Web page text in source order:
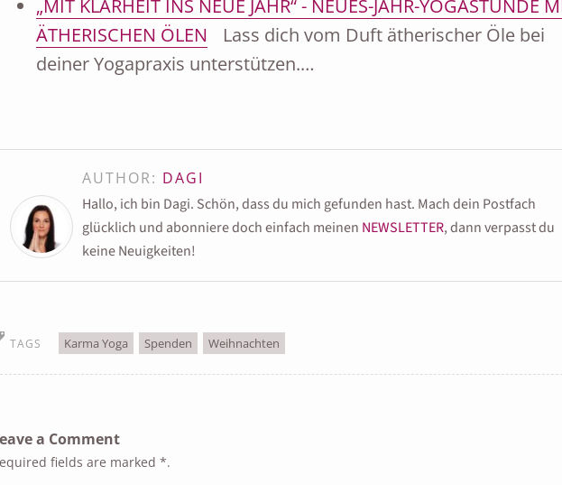
„MIT KLARHEIT INS NEUE JAHR“ - NEUES-JAHR-YOGASTUNDE
ÄTHERISCHEN ÖLEN
Lass dich vom Duft ätherischer Öle bei
deiner Yogapraxis unterstützen.…
AUTHOR: DAGI
Hallo, ich bin Dagi. Schön, dass du mich gefunden hast. Mach dein Postfach
glücklich und abonniere doch einfach meinen NEWSLETTER, dann verpasst du
keine Neuigkeiten!
TAGS Karma Yoga Spenden Weihnachten
a Comment
fields are marked *.